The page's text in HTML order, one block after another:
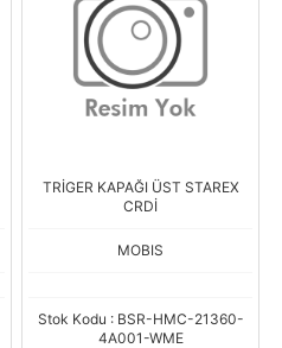
TRİGER KAPAĞI ÜST STAREX
CRDİ
MOBIS
Stok Kodu : BSR-HMC-21360-
4A001-WME